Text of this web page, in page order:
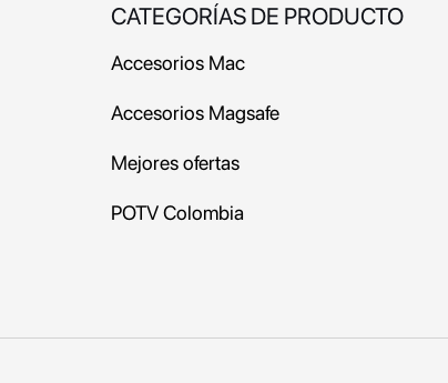
CATEGORÍAS DE PRODUCTO
Accesorios Mac
Accesorios Magsafe
Mejores ofertas
POTV Colombia